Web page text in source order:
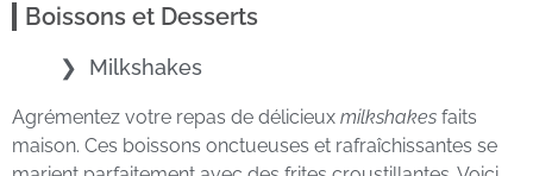
Boissons et Desserts
Milkshakes
Agrémentez votre repas de délicieux milkshakes faits
maison. Ces boissons onctueuses et rafraîchissantes se